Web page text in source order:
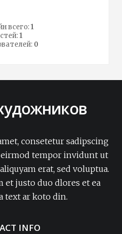
всего:1
1
0
consetetur sadipscing
tempor invidunt ut
erat, sed voluptua.
et justo duo dlores et ea
text ar koto din.
INFO